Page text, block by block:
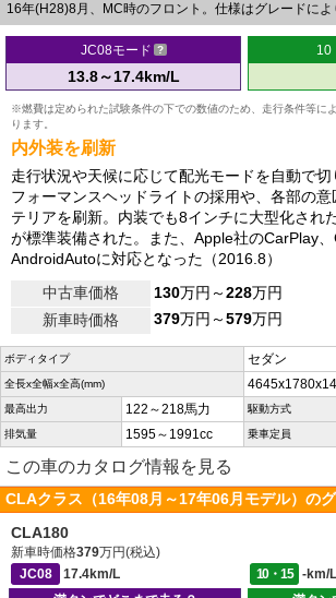
16年(H28)8月、MC時のフロント。仕様はグレードに
JC08モード
13.8～17.4km/L
10
※燃費は定められた試験条件の下での数値のため、走行条件等に
ります。
内外装を刷新
走行状況や天候に応じて配光モードを自動で
フォーマンスヘッドライトの採用や、各部の
テリアを刷新。内装でも8インチに大型化され
が標準装備された。また、Apple社のCarPlay
AndroidAutoに対応となった（2016.8）
中古車価格
130万円～228万円
新車時価格
379万円～579万円
ボディタイプ セダン
全長x全幅x全高(mm)
最高出力 122～218馬力 駆動方式
排気量 1595～1991cc 乗車定員
この車のカタログ情報を見る
CLAクラス（16年08月～17年06月モデル）の
CLA180
新車時価格379万円(税込)
JC08
17.4km/L 10・15
-km/L